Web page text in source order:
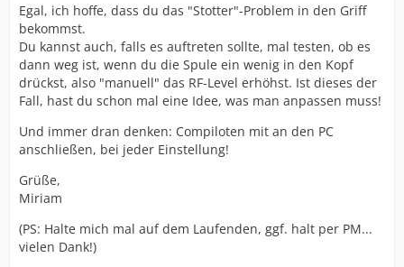
Egal, ich hoffe, dass du das "Stotter"-Problem in den Griff
bekommst.
Du kannst auch, falls es auftreten sollte, mal testen, ob es
dann weg ist, wenn du die Spule ein wenig in den Kopf
drückst, also "manuell" das RF-Level erhöhst. Ist dieses der
Fall, hast du schon mal eine Idee, was man anpassen muss!
Und immer dran denken: Compiloten mit an den PC
anschließen, bei jeder Einstellung!
Grüße,
Miriam
(PS: Halte mich mal auf dem Laufenden, ggf. halt per PM...
vielen Dank!)